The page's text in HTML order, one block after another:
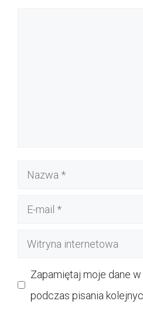
Nazwa
Witryna
Zapamiętaj moje dane
podczas pisania